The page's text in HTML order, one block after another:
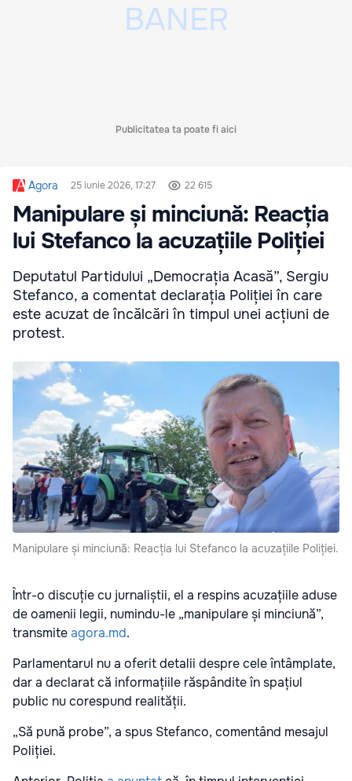
Publicitatea ta poate fi aici
Agora 25 iunie 2026, 17:27 22 615
Manipulare și minciună: Reacția
lui Stefanco la acuzațiile Poliției
Deputatul Partidului „Democrația Acasă”, Sergiu
Stefanco, a comentat declarația Poliției în care
este acuzat de încălcări în timpul unei acțiuni de
protest.
Manipulare și minciună: Reacția lui Stefanco la acuzațiile Poliției.
Într-o discuție cu jurnaliștii, el a respins acuzațiile aduse
de oamenii legii, numindu-le „manipulare și minciună”,
transmiteagora.md.
Parlamentarul nu a oferit detalii despre cele întâmplate,
dar a declarat că informațiile răspândite în spațiul
public nu corespund realității.
„Să pună probe”, a spus Stefanco, comentând mesajul
Poliției.